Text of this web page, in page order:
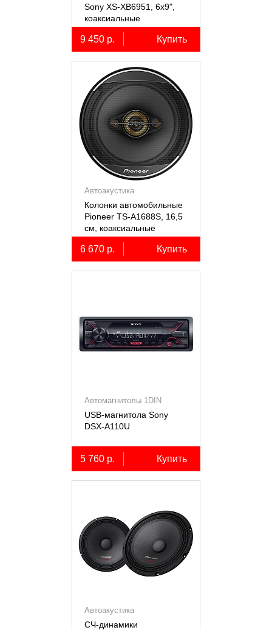
Sony XS-XB6951, 6х9",
коаксиальные
пятиполосные, 2 шт.
9 450 р. Купить
Автоакустика
Колонки автомобильные
Pioneer TS-A1688S, 16,5
см, коаксиальные
четырёхполосные, 2 шт.
6 670 р. Купить
Автомагнитолы 1DIN
USB-магнитола Sony
DSX-A110U
5 760 р. Купить
Автоакустика
СЧ-динамики